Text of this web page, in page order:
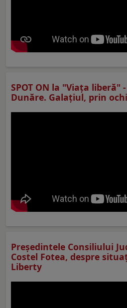
SPOT ON la "Viaţa liberă"
Dunăre. Galațiul, prin
Preşedintele Consiliului
Costel Fotea, despre
Liberty